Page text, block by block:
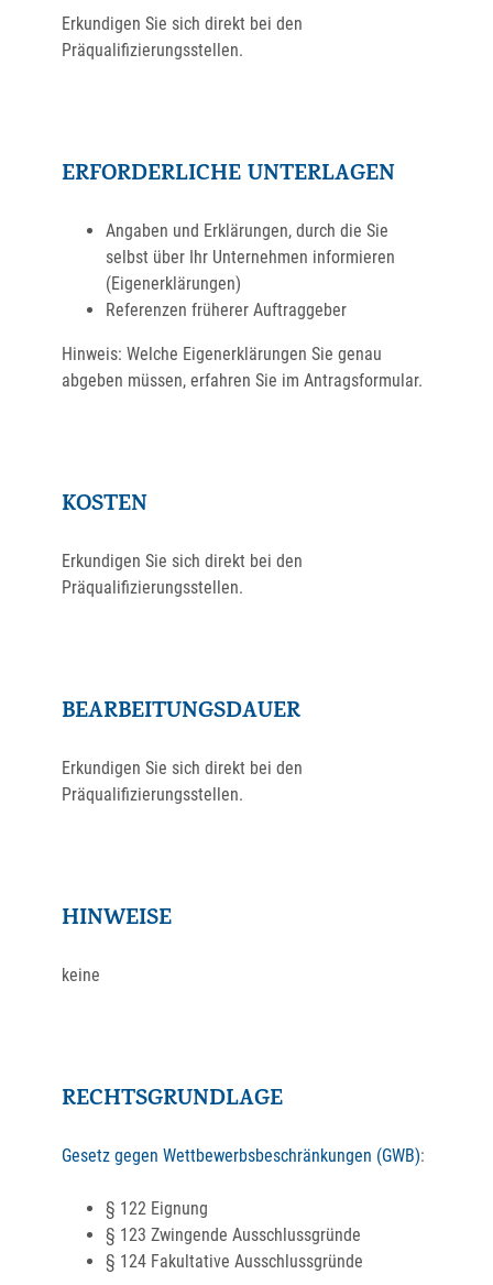
Erkundigen Sie sich direkt bei den
Präqualifizierungsstellen.
ERFORDERLICHE UNTERLAGEN
Angaben und Erklärungen, durch die Sie
selbst über Ihr Unternehmen informieren
(Eigenerklärungen)
Referenzen früherer Auftraggeber
Hinweis: Welche Eigenerklärungen Sie genau
abgeben müssen, erfahren Sie im Antragsformular.
KOSTEN
Erkundigen Sie sich direkt bei den
Präqualifizierungsstellen.
BEARBEITUNGSDAUER
Erkundigen Sie sich direkt bei den
Präqualifizierungsstellen.
HINWEISE
keine
RECHTSGRUNDLAGE
Gesetz gegen Wettbewerbsbeschränkungen (GWB):
§ 122 Eignung
§ 123 Zwingende Ausschlussgründe
§ 124 Fakultative Ausschlussgründe